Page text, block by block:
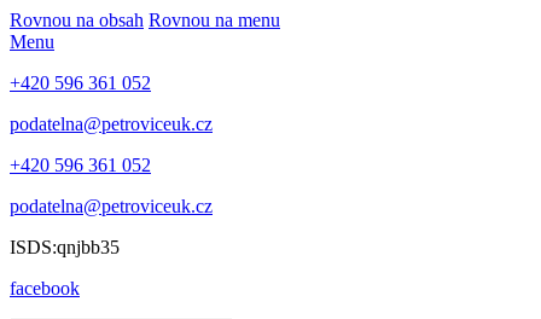
Rovnou na obsah Rovnou na menu
Menu
+420 596 361 052
podatelna@petroviceuk.cz
+420 596 361 052
podatelna@petroviceuk.cz
ISDS:qnjbb35
facebook